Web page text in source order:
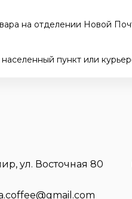
на отделении Новой
пункт или
ул. Восточная 80